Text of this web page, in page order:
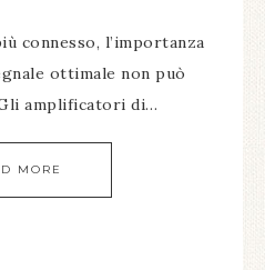
connesso, l’importanza
ottimale non può
amplificatori di…
MORE